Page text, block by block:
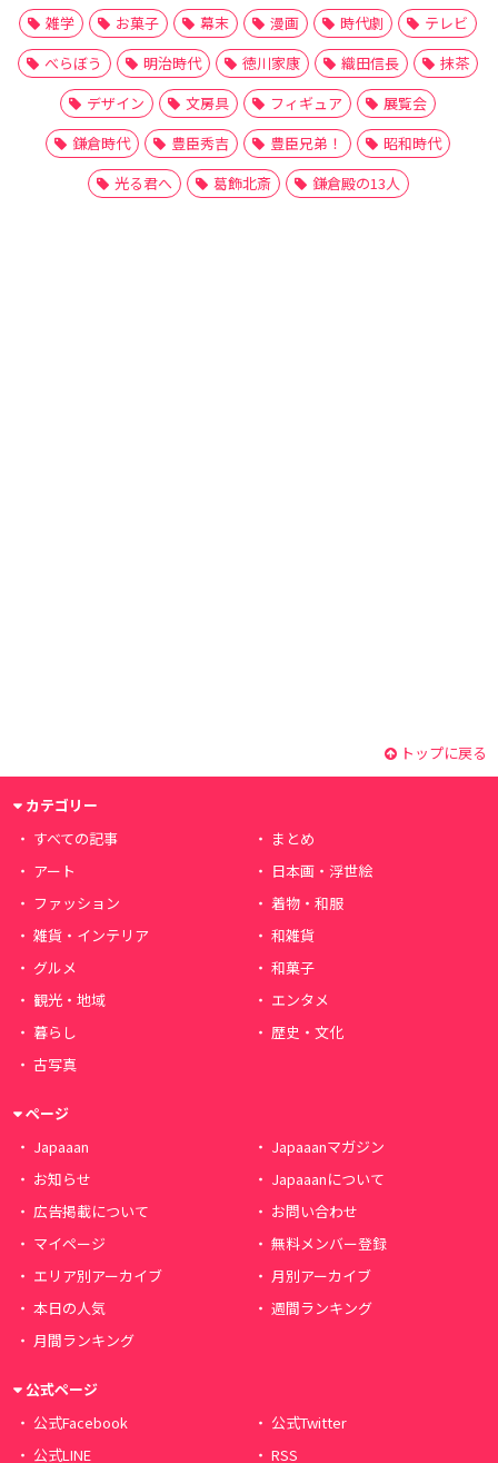
雑学
お菓子 幕末 漫画 時代劇
テレビ
べらぼう
明治時代 徳川家康 織田信長
抹茶
デザイン
文房具 フィギュア
展覧会
鎌倉時代
豊臣秀吉 豊臣兄弟！
昭和時代
光る君へ
葛飾北斎 鎌倉殿の13人
トップに戻る
カテゴリー
すべての記事
まとめ
アート
日本画・浮世絵
ファッション
着物・和服
雑貨・インテリア
和雑貨
グルメ
和菓子
観光・地域
エンタメ
暮らし
歴史・文化
古写真
ページ
Japaaan
Japaaanマガジン
お知らせ
Japaaanについて
広告掲載について
お問い合わせ
マイページ
無料メンバー登録
エリア別アーカイブ
月別アーカイブ
本日の人気
週間ランキング
月間ランキング
公式ページ
公式Facebook
公式Twitter
公式LINE
RSS